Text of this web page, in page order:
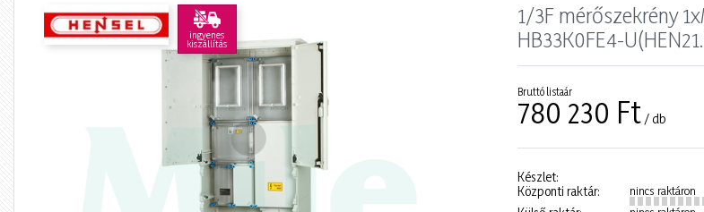
ingyenes
kiszállítás
1/3F mérőszekrény
HB33K0FE4-
Bruttó listaár
780 230 Ft / db
Készlet:
Központi raktár:
nincs raktáron